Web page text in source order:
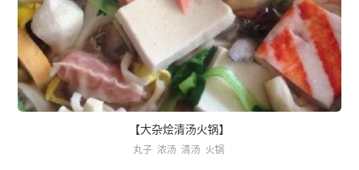
【大杂烩清汤火锅】
丸子 浓汤 清汤 火锅